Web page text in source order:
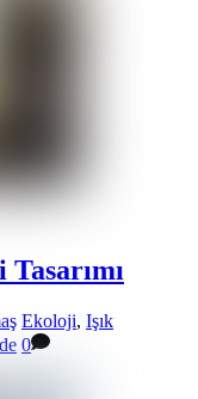
Ekoloji, Işık
0